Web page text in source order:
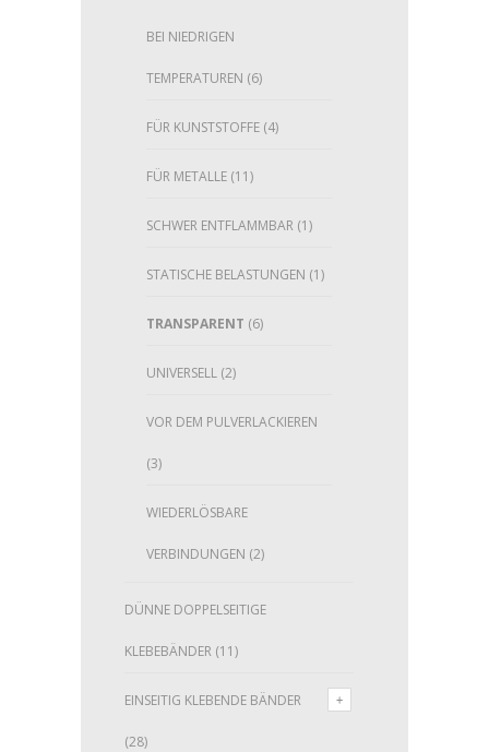
BEI NIEDRIGEN
TEMPERATUREN (6)
FÜR KUNSTSTOFFE (4)
FÜR METALLE (11)
SCHWER ENTFLAMMBAR (1)
STATISCHE BELASTUNGEN (1)
TRANSPARENT (6)
UNIVERSELL (2)
VOR DEM PULVERLACKIEREN
(3)
WIEDERLÖSBARE
VERBINDUNGEN (2)
DÜNNE DOPPELSEITIGE
KLEBEBÄNDER (11)
EINSEITIG KLEBENDE BÄNDER
(28)